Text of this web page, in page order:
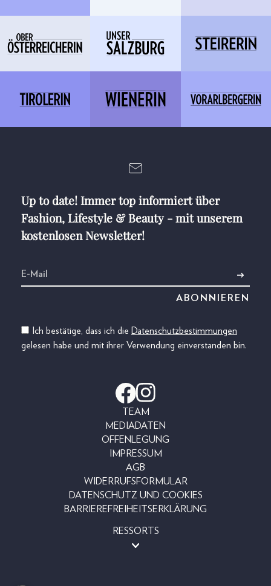
Up to date! Immer top informiert über
Fashion, Lifestyle & Beauty - mit unserem
kostenlosen Newsletter!
Ich bestätige, dass ich die Datenschutzbestimmungen
gelesen habe und mit ihrer Verwendung einverstanden bin.
TEAM
MEDIADATEN
OFFENLEGUNG
IMPRESSUM
AGB
WIDERRUFSFORMULAR
DATENSCHUTZ UND COOKIES
BARRIEREFREIHEITSERKLÄRUNG
RESSORTS